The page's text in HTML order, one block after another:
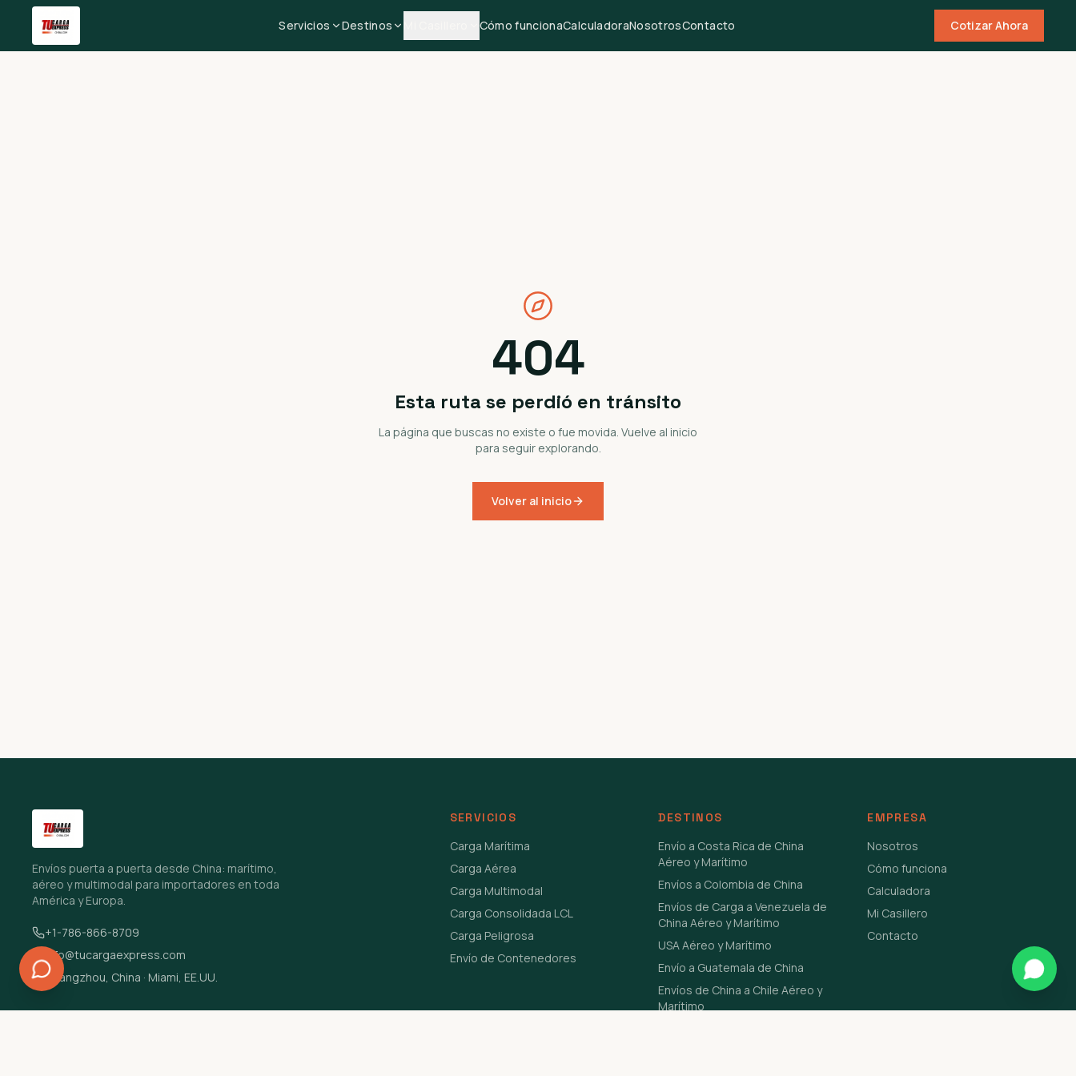
Servicios Destinos Cómo funcionaCalculadoraNosotrosContacto Cotizar Ahora
404
Esta ruta se perdió en tránsito
La página que buscas no existe o fue movida. Vuelve al inicio
para seguir explorando.
Volver al inicio
Envíos puerta a puerta desde China: marítimo,
aéreo y multimodal para importadores en toda
América y Europa.
+1-786-866-8709
info@tucargaexpress.com
Guangzhou, China · Miami, EE.UU.
SERVICIOS
Carga Marítima
Carga Aérea
Carga Multimodal
Carga Consolidada LCL
Carga Peligrosa
Envío de Contenedores
DESTINOS
Envío a Costa Rica de China
Aéreo y Marítimo
Envíos a Colombia de China
Envíos de Carga a Venezuela de
China Aéreo y Marítimo
USA Aéreo y Marítimo
Envío a Guatemala de China
Envíos de China a Chile Aéreo y
Marítimo
EMPRESA
Nosotros
Cómo funciona
Calculadora
Mi Casillero
Contacto